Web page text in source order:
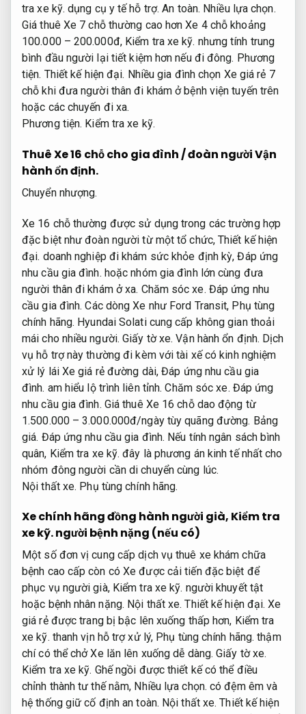
tra xe kỹ. dụng cụ y tế hỗ trợ.An toàn. Nhiều lựa chọn.
Giá thuê Xe 7 chỗ thường cao hơn Xe 4 chỗ khoảng
100.000 – 200.000đ, Kiểm tra xe kỹ. nhưng tính trung
bình đầu người lại tiết kiệm hơn nếu đi đông. Phương
tiện. Thiết kế hiện đại. Nhiều gia đình chọn Xe giá rẻ 7
chỗ khi đưa người thân đi khám ở bệnh viện tuyến trên
hoặc các chuyến đi xa.
Phương tiện. Kiểm tra xe kỹ.
Thuê Xe 16 chỗ cho gia đình / đoàn ngườiVận
hành ổn định.
Chuyển nhượng.
Xe 16 chỗ thường được sử dụng trong các trường hợp
đặc biệt như đoàn người từ một tổ chức,Thiết kế hiện
đại. doanh nghiệp đi khám sức khỏe định kỳ,Đáp ứng
nhu cầu gia đình. hoặc nhóm gia đình lớn cùng đưa
người thân đi khám ở xa. Chăm sóc xe. Đáp ứng nhu
cầu gia đình. Các dòng Xe như Ford Transit, Phụ tùng
chính hãng. Hyundai Solati cung cấp không gian thoải
mái cho nhiều người.Giấy tờ xe. Vận hành ổn định. Dịch
vụ hỗ trợ này thường đi kèm với tài xế có kinh nghiệm
xử lý lái Xe giá rẻ đường dài,Đáp ứng nhu cầu gia
đình. am hiểu lộ trình liên tỉnh.Chăm sóc xe. Đáp ứng
nhu cầu gia đình. Giá thuê Xe 16 chỗ dao động từ
1.500.000 – 3.000.000đ/ngày tùy quãng đường. Bảng
giá. Đáp ứng nhu cầu gia đình. Nếu tính ngân sách bình
quân, Kiểm tra xe kỹ. đây là phương án kinh tế nhất cho
nhóm đông người cần di chuyển cùng lúc.
Nội thất xe. Phụ tùng chính hãng.
Xe chính hãng đồng hành người già, Kiểm tra
xe kỹ.người bệnh nặng (nếu có)
Một số đơn vị cung cấp dịch vụ thuê xe khám chữa
bệnh cao cấp còn có Xe được cải tiến đặc biệt để
phục vụ người già, Kiểm tra xe kỹ. người khuyết tật
hoặc bệnh nhân nặng. Nội thất xe. Thiết kế hiện đại. Xe
giá rẻ được trang bị bậc lên xuống thấp hơn, Kiểm tra
xe kỹ. thanh vịn hỗ trợ xử lý, Phụ tùng chính hãng. thậm
chí có thể chở Xe lăn lên xuống dễ dàng.Giấy tờ xe.
Kiểm tra xe kỹ. Ghế ngồi được thiết kế có thể điều
chỉnh thành tư thế nằm, Nhiều lựa chọn. có đệm êm và
hệ thống giữ cố định an toàn. Nội thất xe. Thiết kế hiện